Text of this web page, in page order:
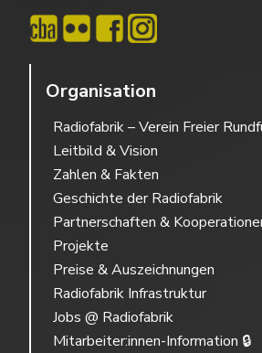
Organisation
Radiofabrik – Verein Freier
Leitbild & Vision
Zahlen & Fakten
Geschichte der Radiofabrik
Partnerschaften &
Projekte
Preise & Auszeichnungen
Radiofabrik Infrastruktur
Jobs @ Radiofabrik
Mitarbeiter:innen-Information 🔒